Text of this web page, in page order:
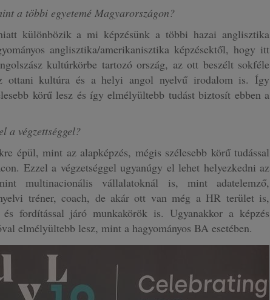
a többi egyetemé Magyarországon?
különbözik a mi képzésünk a többi hazai anglisztika
anglisztika/amerikanisztika képzésektől, hogy itt
kultúrkörbe tartozó ország, az ott beszélt sokféle
ottani kultúra és a helyi angol nyelvű irodalom is. Így
körű lesz és így elmélyültebb tudást biztosít ebben a
a végzettséggel?
épül, mint az alapképzés, mégis szélesebb körű tudással
Ezzel a végzetséggel ugyanúgy el lehet helyezkedni az
multinacionális vállalatoknál is, mint adatelemző,
tréner, coach, de akár ott van még a HR terület is,
és fordítással járó munkakörök is. Ugyanakkor a képzés
elmélyültebb lesz, mint a hagyományos BA esetében.